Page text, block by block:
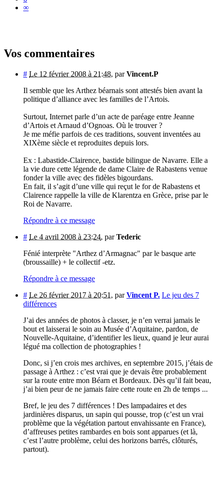
∞
Vos commentaires
# Le 12 février 2008 à 21:48, parVincent.P
Il semble que les Arthez béarnais sont attestés bien avant la
politique d’alliance avec les familles de l’Artois.
Surtout, Internet parle d’un acte de paréage entre Jeanne
d’Artois et Arnaud d’Ognoas. Où le trouver ?
Je me méfie parfois de ces traditions, souvent inventées au
XIXème siècle et reproduites depuis lors.
Ex : Labastide-Clairence, bastide bilingue de Navarre. Elle a
la vie dure cette légende de dame Claire de Rabastens venue
fonder la ville avec des fidèles bigourdans.
En fait, il s’agit d’une ville qui reçut le for de Rabastens et
Clairence rappelle la ville de Klarentza en Grèce, prise par le
Roi de Navarre.
Répondre à ce message
# Le 4 avril 2008 à 23:24, parTederic
Fénié interprète "Arthez d’Armagnac" par le basque arte
(broussaille) + le collectif -etz.
Répondre à ce message
# Le 26 février 2017 à 20:51 , parVincent P. Le jeu des 7
différences
J’ai des années de photos à classer, je n’en verrai jamais le
bout et laisserai le soin au Musée d’Aquitaine, pardon, de
Nouvelle-Aquitaine, d’identifier les lieux, quand je leur aurai
légué ma collection de photographies !
Donc, si j’en crois mes archives, en septembre 2015, j’étais de
passage à Arthez : c’est vrai que je devais être probablement
sur la route entre mon Béarn et Bordeaux. Dès qu’il fait beau,
j’ai bien peur de ne jamais faire cette route en 2h de temps ...
Bref, le jeu des 7 différences ! Des lampadaires et des
jardinières disparus, un sapin qui pousse, trop (c’est un vrai
problème que la végétation partout envahissante en France),
d’affreuses petites rambardes en bois sont apparues (et là,
c’est l’autre problème, celui des horizons barrés, clôturés,
partout).